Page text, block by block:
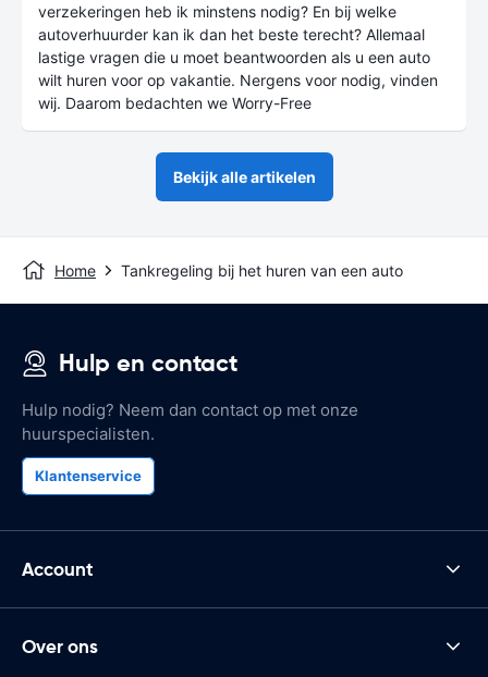
verzekeringen heb ik minstens nodig? En bij welke
autoverhuurder kan ik dan het beste terecht? Allemaal
lastige vragen die u moet beantwoorden als u een auto
wilt huren voor op vakantie. Nergens voor nodig, vinden
wij. Daarom bedachten we Worry-Free
Bekijk alle artikelen
Home Tankregeling bij het huren van een auto
Hulp en contact
Hulp nodig? Neem dan contact op met onze
huurspecialisten.
Klantenservice
Account
Over ons